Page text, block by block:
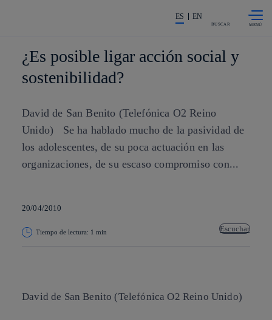
La acción en accionistas e
ES EN
BUSCAR
¿Es posible ligar acción social y
sostenibilidad?
David de San Benito (Telefónica O2 Reino
Unido) Se ha hablado mucho de la pasividad de
los adolescentes, de su poca actuación en las
organizaciones, de su escaso compromiso con...
20/04/2010
Tiempo de lectura: 1 min Escuchar
David de San Benito (Telefónica O2 Reino Unido)